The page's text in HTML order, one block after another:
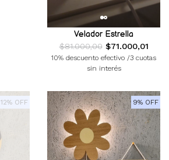
Velador Estrella
$81.000,00$71.000,01
10% descuento efectivo /3 cuotas
sin interés
12% OFF 9% OFF